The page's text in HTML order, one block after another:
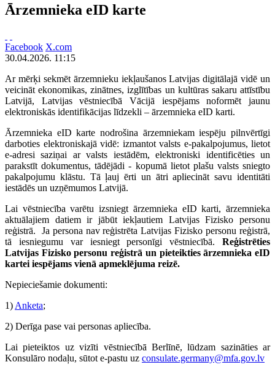
Ārzemnieka eID karte
Facebook X.com
30.04.2026. 11:15
Ar mērķi sekmēt ārzemnieku iekļaušanos Latvijas digitālajā vidē un
veicināt ekonomikas, zinātnes, izglītības un kultūras sakaru attīstību
Latvijā, Latvijas vēstniecībā Vācijā iespējams noformēt jaunu
elektroniskās identifikācijas līdzekli – ārzemnieka eID karti.
Ārzemnieka eID karte nodrošina ārzemniekam iespēju pilnvērtīgi
darboties elektroniskajā vidē: izmantot valsts e-pakalpojumus, lietot
e-adresi saziņai ar valsts iestādēm, elektroniski identificēties un
parakstīt dokumentus, tādējādi - kopumā lietot plašu valsts sniegto
pakalpojumu klāstu. Tā ļauj ērti un ātri apliecināt savu identitāti
iestādēs un uzņēmumos Latvijā.
Lai vēstniecība varētu izsniegt ārzemnieka eID karti, ārzemnieka
aktuālajiem datiem ir jābūt iekļautiem Latvijas Fizisko personu
reģistrā. Ja persona nav reģistrēta Latvijas Fizisko personu reģistrā,
tā iesniegumu var iesniegt personīgi vēstniecībā. Reģistrēties
Latvijas Fizisko personu reģistrā un pieteikties ārzemnieka eID
kartei iespējams vienā apmeklējuma reizē.
Nepieciešamie dokumenti:
1) Anketa;
2) Derīga pase vai personas apliecība.
Lai pieteiktos uz vizīti vēstniecībā Berlīnē, lūdzam sazināties ar
Konsulāro nodaļu, sūtot e-pastu uz consulate.germany@mfa.gov.lv